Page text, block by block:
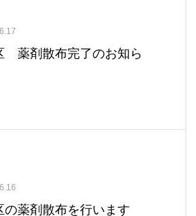
薬剤散布完了のお知ら
の薬剤散布を行います